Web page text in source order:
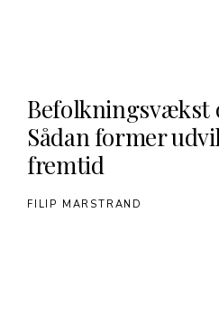
Befolkningsvækst
Sådan former
fremtid
FILIP MARSTRAND